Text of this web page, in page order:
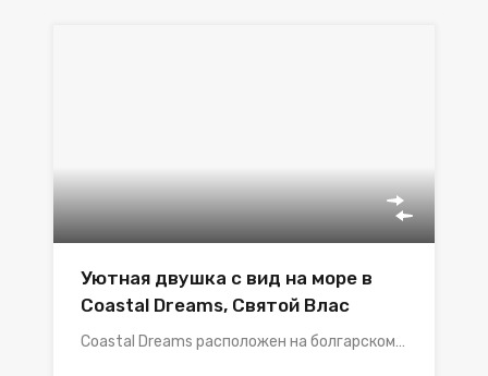
Уютная двушка с вид на море в
Coastal Dreams, Святой Влас
Coаstal Dreams расположен на болгарском…